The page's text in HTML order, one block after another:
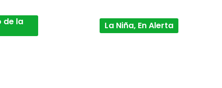
de la La Niña, En Alerta